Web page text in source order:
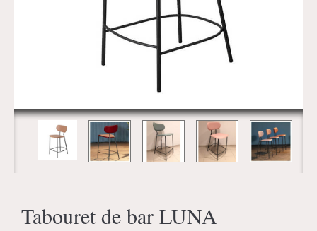
Tabouret de bar LUNA